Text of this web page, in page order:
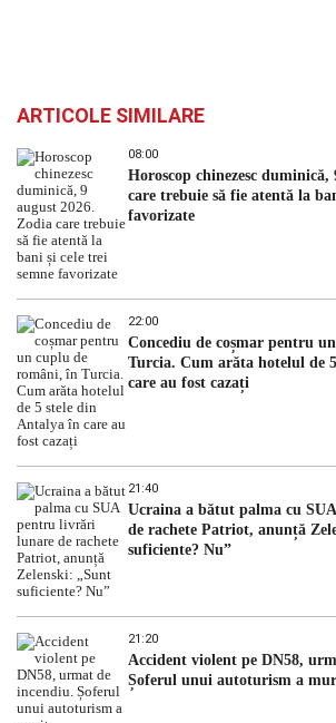
ARTICOLE SIMILARE
08:00
Horoscop chinezesc duminică,
care trebuie să fie atentă la
favorizate
22:00
Concediu de coșmar pentru
Turcia. Cum arăta hotelul de
care au fost cazați
21:40
Ucraina a bătut palma cu
de rachete Patriot, anunță
suficiente? Nu”
21:20
Accident violent pe DN58,
Șoferul unui autoturism a